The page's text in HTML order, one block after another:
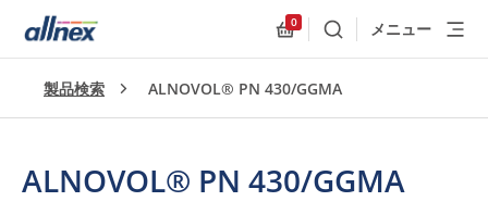
0
検索 メニュー
製品検索 ALNOVOL® PN 430/GGMA
ALNOVOL® PN 430/GGMA